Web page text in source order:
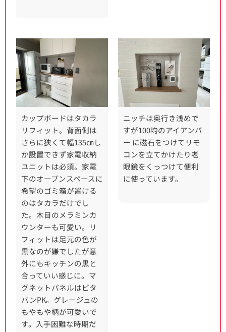
カップボードはタカラ
リフィット。背面側は
さらに狭くて幅135㎝し
か設置できず家電収納
ユニットは必須。家電
下のオープンスペースに
希望のゴミ箱が置ける
のはタカラだけでし
た。木目のメラミンカ
ウンターも可愛い。リ
フィットは足元の色が
黒なのが嫌でしたが意
外にもキッチンの黒と
合っていい感じに。マ
グネットパネルはピタ
バンPK。グレージュの
もやもや柄が可愛いで
す。入手困難な時期だ
ニッチは奥行き浅めで
すが100均のアイアンバ
ー に磁石をつけてリモ
コンを立てかけたり老
眼鏡をくっつけて便利
に使っています。